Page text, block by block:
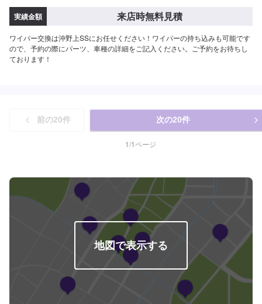
実績金額 来店時無料見積
ワイパー交換は沖野上SSにお任せください！ワイパーの持ち込みも可能です
ので、予約の際にパーツ、車種の詳細をご記入ください。ご予約をお待ちし
ております！
前の20件 次の20件
1/1ページ
地図で表示する